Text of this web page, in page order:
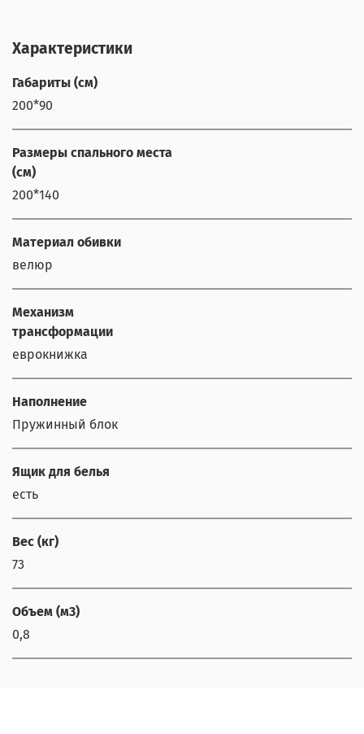
Характеристики
Габариты (см)
200*90
Размеры спального места
(см)
200*140
Материал обивки
велюр
Механизм
трансформации
еврокнижка
Наполнение
Пружинный блок
Ящик для белья
есть
Вес (кг)
73
Объем (м3)
0,8